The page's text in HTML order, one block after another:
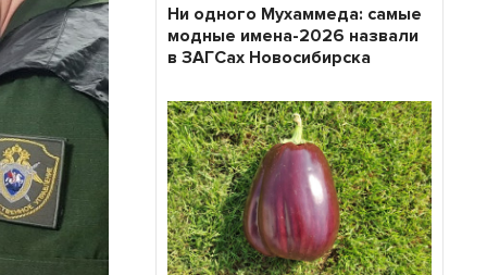
Ни одного Мухаммеда: самые
модные имена-2026 назвали
в ЗАГСах Новосибирска